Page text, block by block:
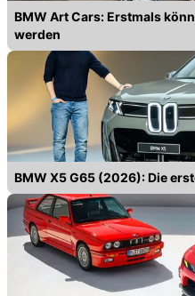
BMW Art Cars: Erstmals
werden
BMW X5 G65 (2026): Die